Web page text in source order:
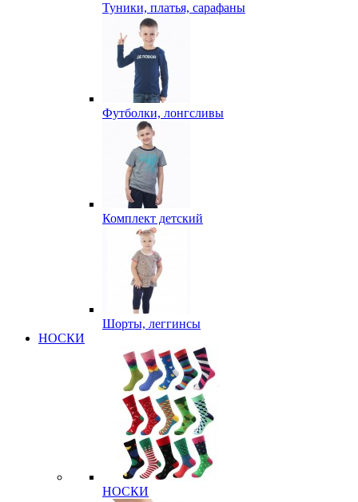
Туники, платья, сарафаны
Футболки, лонгсливы
Комплект детский
Шорты, леггинсы
НОСКИ
НОСКИ